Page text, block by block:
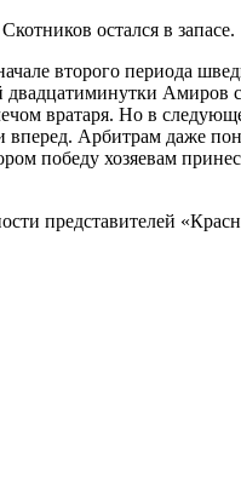
остался в запасе.
второго периода
вратаря. Но в
Арбитрам даже
победу хозяевам
представителей